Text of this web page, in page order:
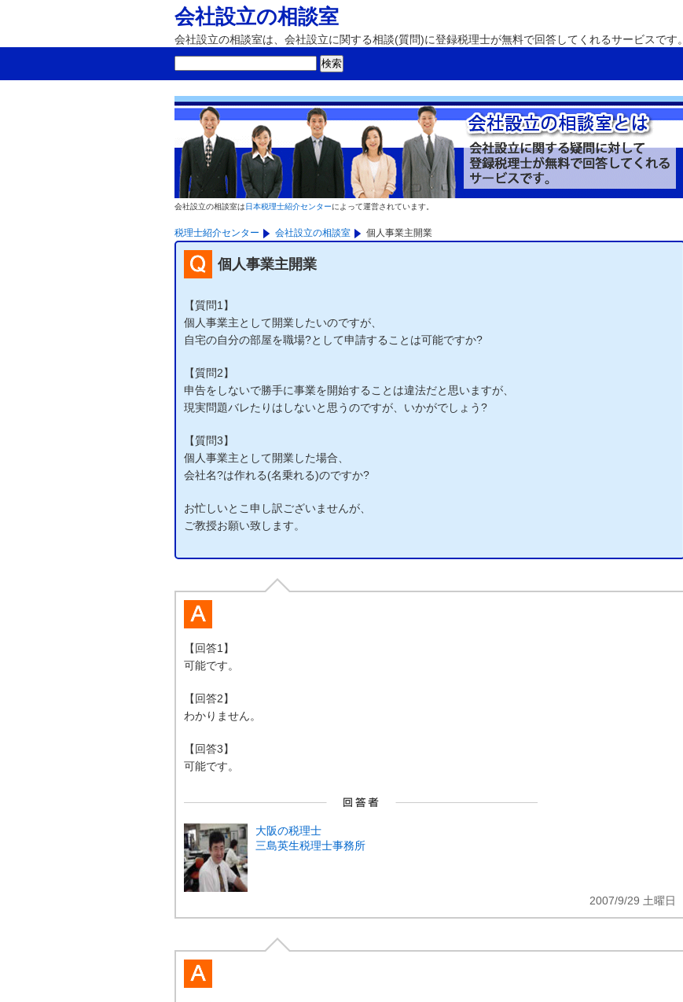
会社設立の相談室
会社設立の相談室は、会社設立に関する相談(質問)に登録税理士が無料で回答してくれるサービスです。
会社設立の相談室は日本税理士紹介センターによって運営されています。
税理士紹介センター 会社設立の相談室 個人事業主開業
個人事業主開業
【質問1】
個人事業主として開業したいのですが、
自宅の自分の部屋を職場?として申請することは可能ですか?
【質問2】
申告をしないで勝手に事業を開始することは違法だと思いますが、
現実問題バレたりはしないと思うのですが、いかがでしょう?
【質問3】
個人事業主として開業した場合、
会社名?は作れる(名乗れる)のですか?
お忙しいとこ申し訳ございませんが、
ご教授お願い致します。
【回答1】
可能です。
【回答2】
わかりません。
【回答3】
可能です。
大阪の税理士
三島英生税理士事務所
2007/9/29 土曜日